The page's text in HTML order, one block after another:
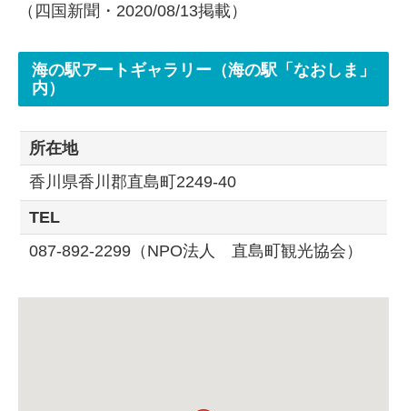
（四国新聞・2020/08/13掲載）
海の駅アートギャラリー（海の駅「なおしま」
内）
所在地
香川県香川郡直島町2249-40
TEL
087-892-2299（NPO法人 直島町観光協会）